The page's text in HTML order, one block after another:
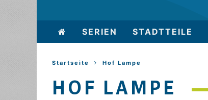
SERIEN STADTTEILE
Startseite Hof Lampe
HOF LAMPE